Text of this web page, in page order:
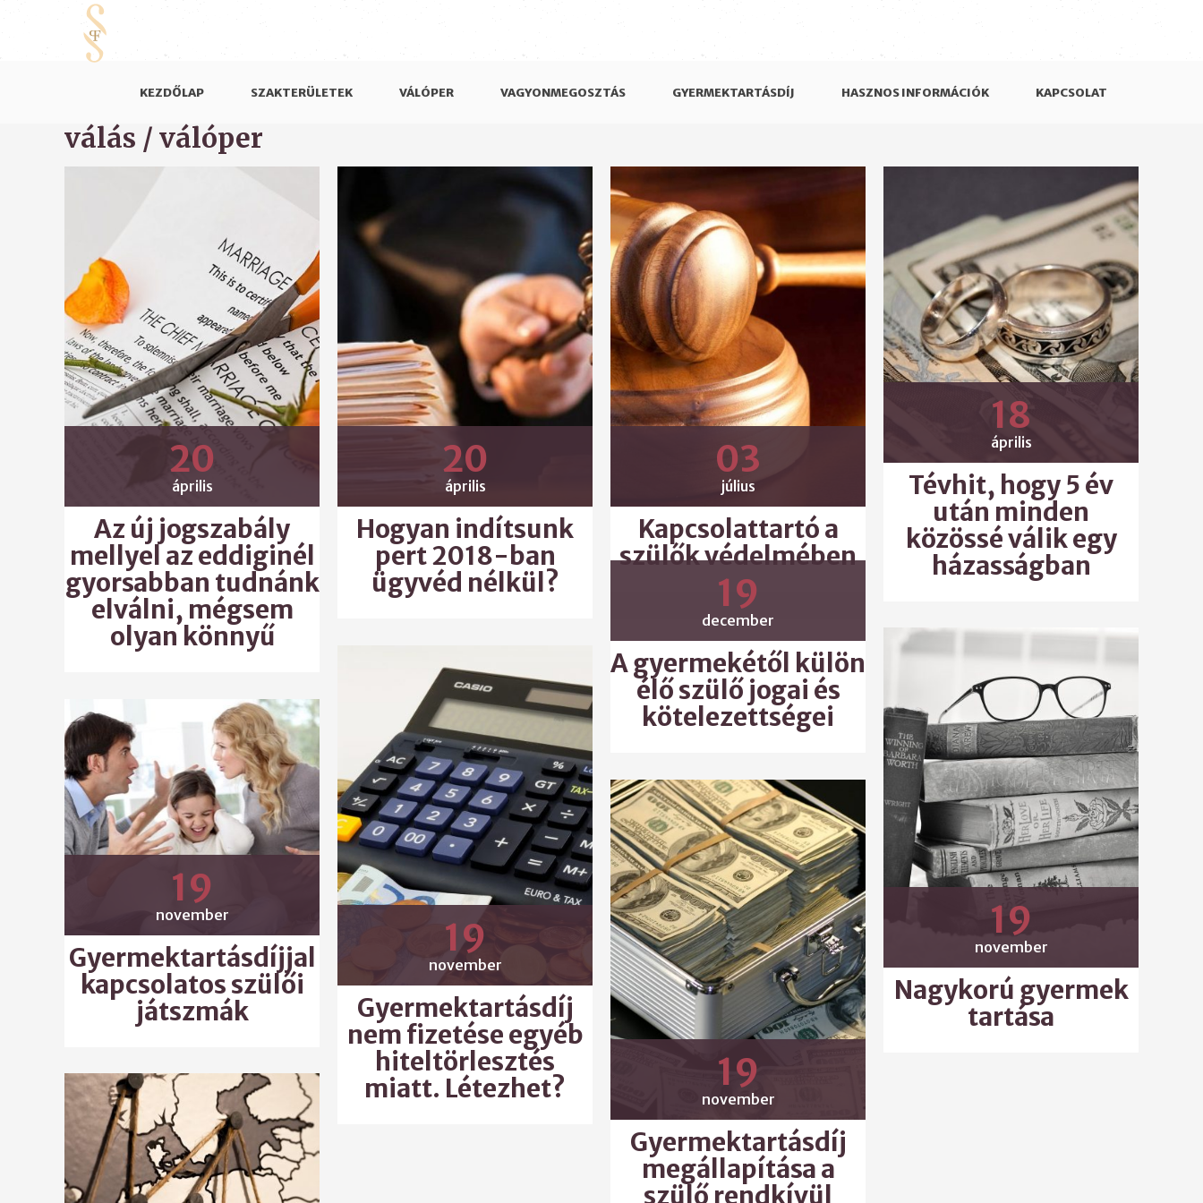
KEZDŐLAP SZAKTERÜLETEK VÁLÓPER VAGYONMEGOSZTÁS GYERMEKTARTÁSDÍJ HASZNOS INFORMÁCIÓK KAPCSOLAT
válás / válóper
20
április
Az új jogszabály
mellyel az eddiginél
gyorsabban tudnánk
elválni, mégsem
olyan könnyű
20
április
Hogyan indítsunk
pert 2018-ban
ügyvéd nélkül?
03
július
Kapcsolattartó a
szülők védelmében
18
április
Tévhit, hogy 5 év
után minden
közössé válik egy
házasságban
19
december
A gyermekétől külön
élő szülő jogai és
kötelezettségei
19
november
Nagykorú gyermek
tartása
19
november
Gyermektartásdíj
nem fizetése egyéb
hiteltörlesztés
miatt. Létezhet?
19
november
Gyermektartásdíjjal
kapcsolatos szülői
játszmák
19
november
Gyermektartásdíj
megállapítása a
szülő rendkívül